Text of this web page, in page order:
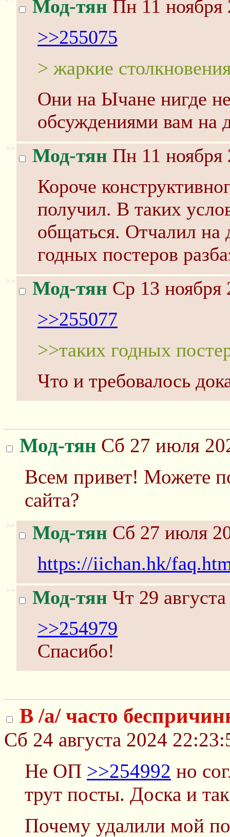
Мод-тян Пн 11 ноября
>>255075
> жаркие
Они на Ычане нигде
обсуждениями вам на
>> Мод-тян Пн 11 ноября
Короче
получил. В таких
общаться. Отчалил на
годных постеров
>> Мод-тян Ср 13 ноября
>>255077
>>таких годных
Что и требовалось
Мод-тян Сб 27 июля
Всем привет! Можете
сайта?
>> Мод-тян Сб 27 июля
https://iichan.hk/
>> Мод-тян Чт 29
>>254979
Спасибо!
В /a/ часто
Сб 24 августа 2024
Не ОП >>254992 но
трут посты. Доска и
Почему удалили мой